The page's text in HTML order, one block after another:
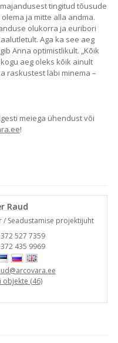
tingitud tõusude
ja mitte alla andma.
olukorra ja euribori
Aga ka see aeg
Anna optimistlikult. „Kõik
aeg oleks kõik ainult
raskustest läbi minema –
meiega ühendust või
!
Raud
/ Seadustamise projektijuht
527 7359
435 9969
objekte (46)